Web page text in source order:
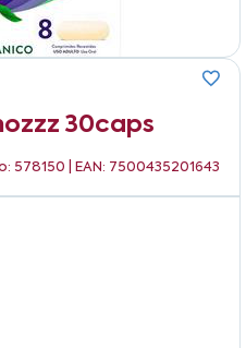
30caps
578150 | EAN: 7500435201643